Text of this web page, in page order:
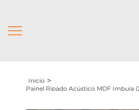
Início >
Painel Ripado Acústico MDF Imbuia